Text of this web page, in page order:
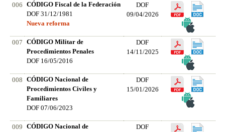
006
CÓDIGO Fiscal de la Federación
DOF 31/12/1981
Nueva reforma
DOF
09/04/2026
007
CÓDIGO Militar de
Procedimientos Penales
DOF 16/05/2016
DOF
14/11/2025
008
CÓDIGO Nacional de
Procedimientos Civiles y
Familiares
DOF 07/06/2023
DOF
15/01/2026
009
CÓDIGO Nacional de
DOF